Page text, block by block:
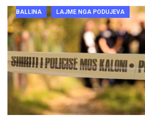
BALLINA LAJME NGA PODUJEVA